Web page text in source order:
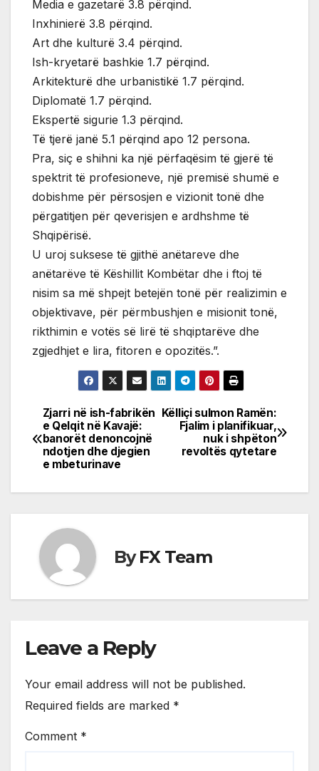
Media e gazetarë 3.8 përqind.
Inxhinierë 3.8 përqind.
Art dhe kulturë 3.4 përqind.
Ish-kryetarë bashkie 1.7 përqind.
Arkitekturë dhe urbanistikë 1.7 përqind.
Diplomatë 1.7 përqind.
Ekspertë sigurie 1.3 përqind.
Të tjerë janë 5.1 përqind apo 12 persona.
Pra, siç e shihni ka një përfaqësim të gjerë të
spektrit të profesioneve, një premisë shumë e
dobishme për përsosjen e vizionit tonë dhe
përgatitjen për qeverisjen e ardhshme të
Shqipërisë.
U uroj suksese të gjithë anëtareve dhe
anëtarëve të Këshillit Kombëtar dhe i ftoj të
nisim sa më shpejt betejën tonë për realizimin e
objektivave, për përmbushjen e misionit tonë,
rikthimin e votës së lirë të shqiptarëve dhe
zgjedhjet e lira, fitoren e opozitës.”.
Post
navigation
Këlliçi sulmon Ramën:
Fjalim i planifikuar,
nuk i shpëton
revoltës qytetare
Zjarri në ish-fabrikën
e Qelqit në Kavajë:
banorët denoncojnë
ndotjen dhe djegien
e mbeturinave
ByFX Team
Leave a Reply
Your email address will not be published.
Required fields are marked *
Comment *